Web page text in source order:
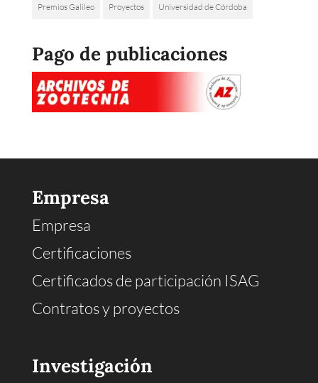
Premios Galileo Proyectos Universidad de Córdoba
Pago de publicaciones
Empresa
Empresa
Certificaciones
Certificados de participación ISAG
Contratos y proyectos
Investigación